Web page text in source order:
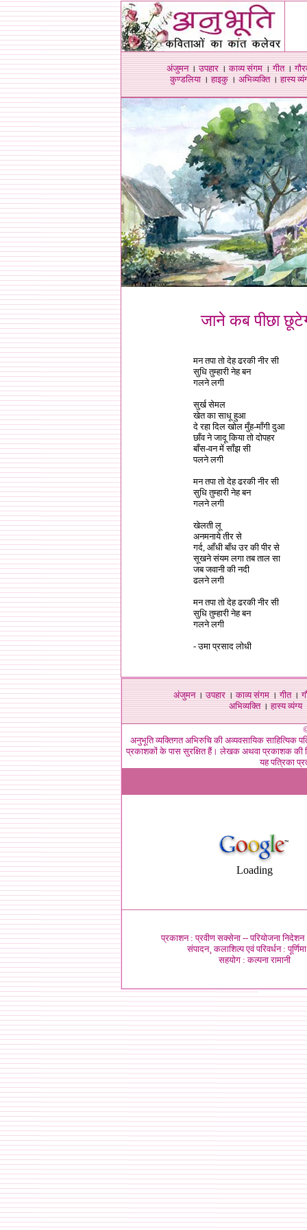
अंजुमन।उपहार।काव्य संगम।गीत।
कुण्डलिया।हाइकु।अभिव्यक्ति।हास्य
जाने कब पीछा
मन तपा तो देह ढरकी नीर सी
सुधि तुम्हारी नेह बन
गलने लगी
सुर्ख सेमल
खेत का साधू हुआ
दे रहा दिल खोल मुँह-माँगी दुआ
छाँव ने जादू किया तो दोपहर
बाँस-वन में साँझ सी
पलने लगी
मन तपा तो देह ढरकी नीर सी
सुधि तुम्हारी नेह बन
गलने लगी
खेलती लू
अनमनाये तीर से
गर्द, आँधी बाँध उर की पीर से
सूखने संयम लगा तब ताल सा
जब जवानी की नदी
ढलने लगी
मन तपा तो देह ढरकी नीर सी
सुधि तुम्हारी नेह बन
गलने लगी
- उमा प्रसाद लोधी
अंजुमन।उपहार ।काव्य संगम ।गीत।
अभिव्यक्ति।हास्य व्यंग्य
अनुभूति व्यक्तिगत अभिरुचि की अव्यवसायिक
प्रकाशकों के पास सुरक्षित हैं। लेखक अथवा प्रकाशक की
यह पत्रिका
Loading
प्रकाशन : प्रवीण सक्सेना --परियोजना निदेशन
संपादन¸ कलाशिल्प एवं परिवर्धन : पूर्णिमा
सहयोग :कल्पना रामानी